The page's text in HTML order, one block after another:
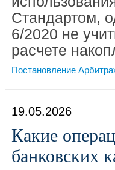
Стандартом,
6/2020 не
расчете
Постановление
19.05.2026
Какие
банковских